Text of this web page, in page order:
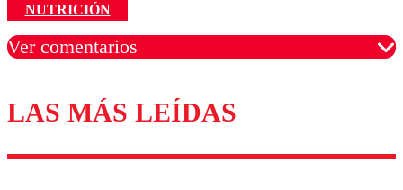
NUTRICIÓN
Ver comentarios
Los comentarios son moderados para garantizar un
diálogo respetuoso.
LAS MÁS LEÍDAS